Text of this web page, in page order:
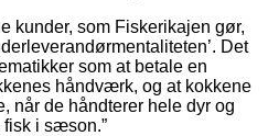
kunder, som Fiskerikajen gør,
Det
som at betale en
håndværk, og at kokkene
når de håndterer hele dyr og
i sæson.”